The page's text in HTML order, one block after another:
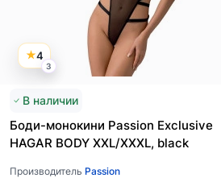
Язык магазина
4
3
В наличии
Боди-монокини Passion Exclusive
HAGAR BODY XXL/XXXL, black
Производитель Passion